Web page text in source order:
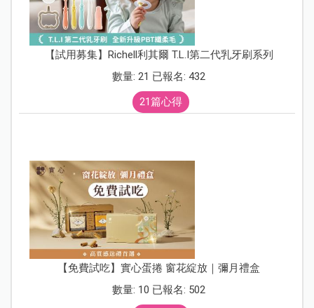
【試用募集】Richell利其爾 T.L.I第二代乳牙刷系列
數量: 21 已報名: 432
21篇心得
【免費試吃】實心蛋捲 窗花綻放｜彌月禮盒
數量: 10 已報名: 502